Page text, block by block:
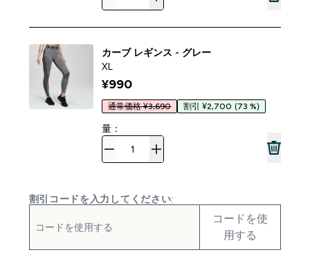
カーブ レギンス - グレー
XL
¥990‎
通常価格 ¥3,690 割引 ¥2,700 (73 %)
量：
割引コードを入力してください:
コードを使
用する